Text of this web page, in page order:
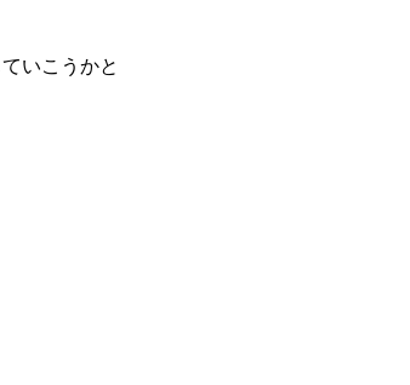
いこうかと